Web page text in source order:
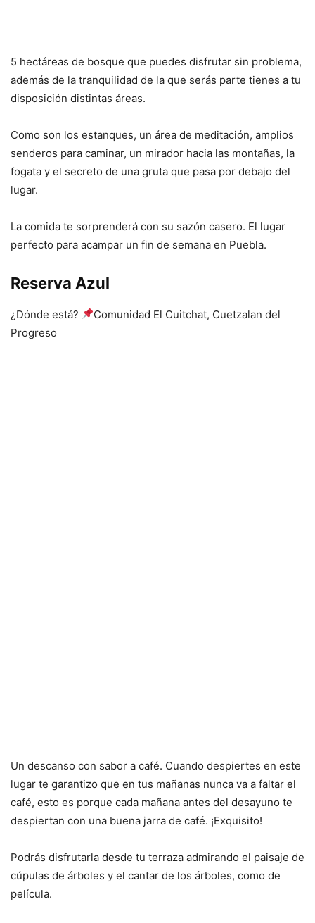
5 hectáreas de bosque que puedes disfrutar sin problema,
además de la tranquilidad de la que serás parte tienes a tu
disposición distintas áreas.
Como son los estanques, un área de meditación, amplios
senderos para caminar, un mirador hacia las montañas, la
fogata y el secreto de una gruta que pasa por debajo del
lugar.
La comida te sorprenderá con su sazón casero. El lugar
perfecto para acampar un fin de semana en Puebla.
Reserva Azul
¿Dónde está?
Comunidad El Cuitchat, Cuetzalan del
Progreso
Un descanso con sabor a café. Cuando despiertes en este
lugar te garantizo que en tus mañanas nunca va a faltar el
café, esto es porque cada mañana antes del desayuno te
despiertan con una buena jarra de café. ¡Exquisito!
Podrás disfrutarla desde tu terraza admirando el paisaje de
cúpulas de árboles y el cantar de los árboles, como de
película.